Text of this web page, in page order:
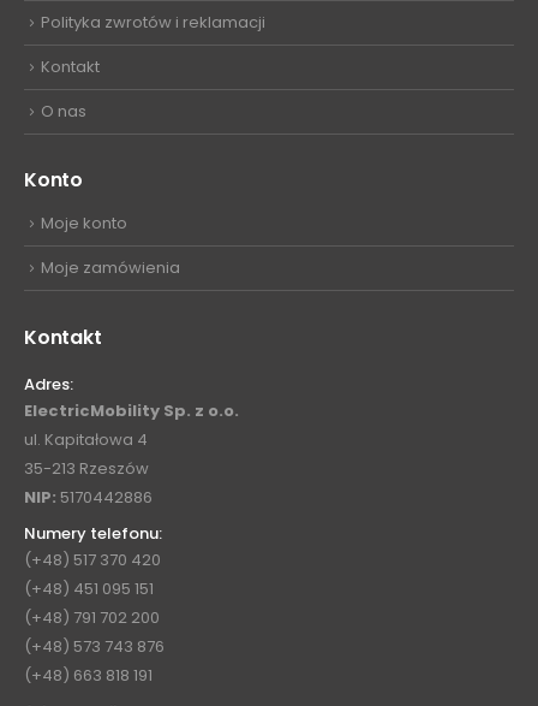
Polityka zwrotów i reklamacji
Kontakt
O nas
Konto
Moje konto
Moje zamówienia
Kontakt
Adres:
ElectricMobility Sp. z o.o.
ul. Kapitałowa 4
35-213 Rzeszów
NIP: 5170442886
Numery telefonu:
(+48) 517 370 420
(+48) 451 095 151
(+48) 791 702 200
(+48) 573 743 876
(+48) 663 818 191